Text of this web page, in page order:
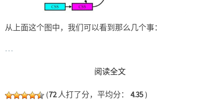
从上面这个图中，我们可以看到那么几个事：
…
阅读全文READ MORE
(72人打了分，平均分： 4.35 )